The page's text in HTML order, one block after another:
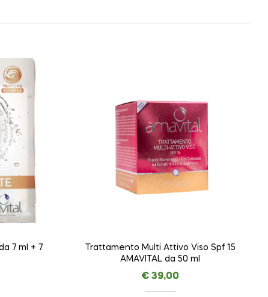
7 ml + 7
Trattamento Multi Attivo Viso Spf 15
AMAVITAL da 50 ml
€ 39,00